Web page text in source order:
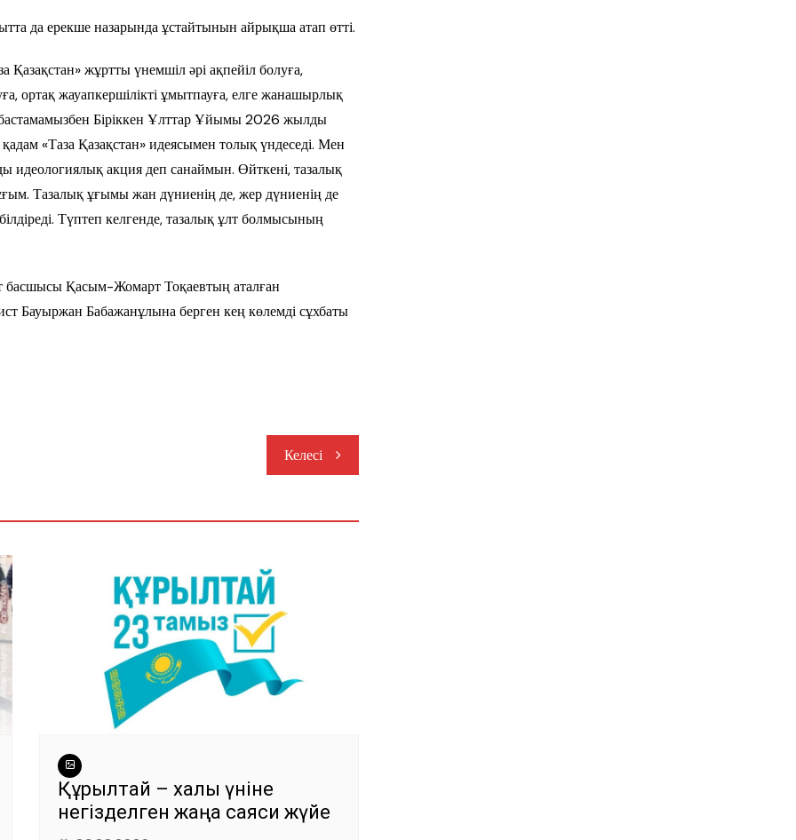
да ерекше назарында ұстайтынын айрықша атап өтті.
жұртты үнемшіл әрі ақпейіл болуға,
ортақ жауапкершілікті ұмытпауға, елге жанашырлық
Біріккен Ұлттар Ұйымы 2026 жылды
«Таза Қазақстан» идеясымен толық үндеседі. Мен
акция деп санаймын. Өйткені, тазалық
Тазалық ұғымы жан дүниенің де, жер дүниенің де
Түптеп келгенде, тазалық ұлт болмысының
басшысы Қасым-Жомарт Тоқаевтың аталған
Бауыржан Бабажанұлына берген кең көлемді сұхбаты
Келесі
Құрылтай – халық үніне
негізделген жаңа саяси жүйе